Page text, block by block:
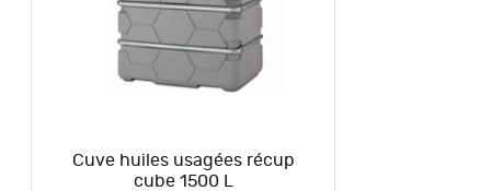
Cuve huiles usagées récup
cube 1500 L